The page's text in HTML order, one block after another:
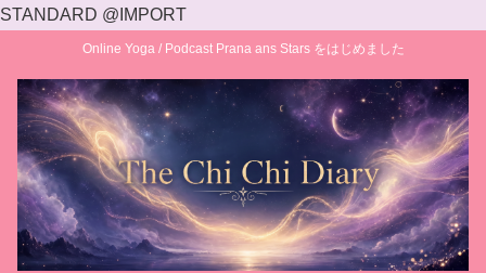
STANDARD @IMPORT
Online Yoga / Podcast Prana ans Stars をはじめました